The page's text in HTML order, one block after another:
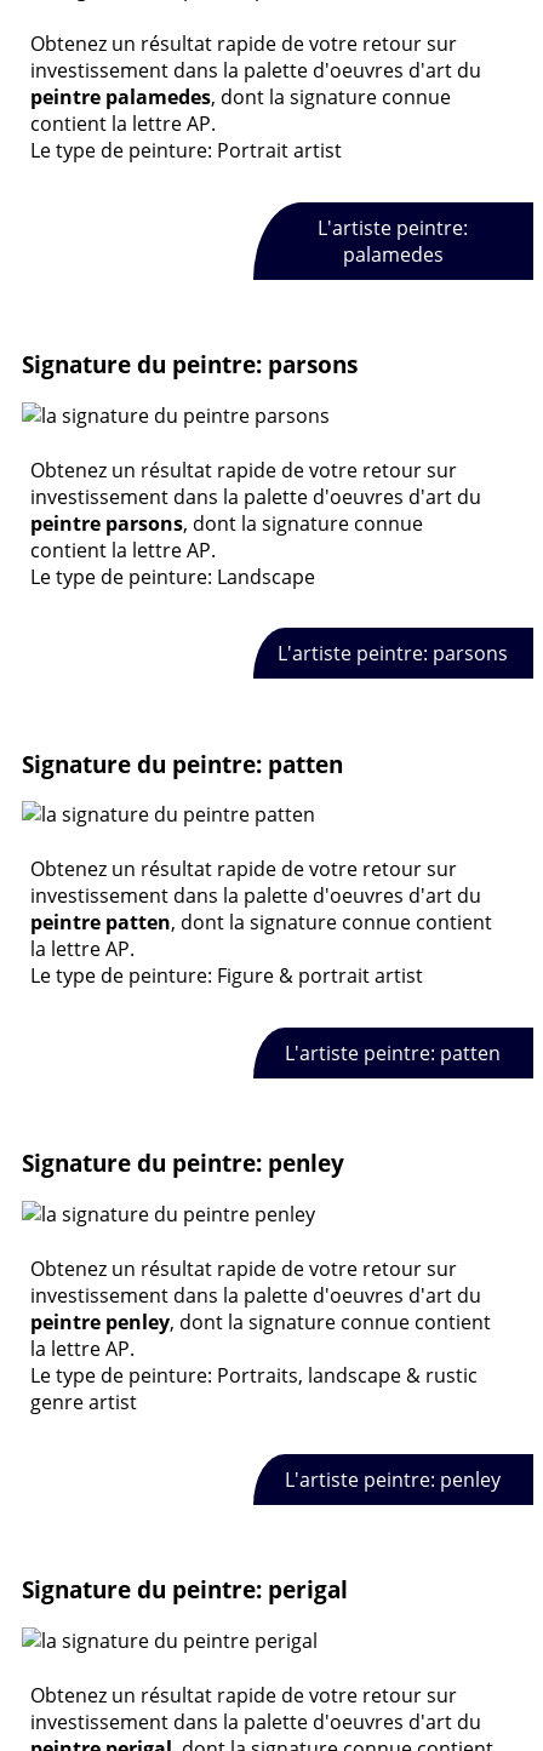
Obtenez un résultat rapide de votre retour sur
investissement dans la palette d'oeuvres d'art du
peintre palamedes, dont la signature connue
contient la lettre AP.
Le type de peinture: Portrait artist
L'artiste peintre:
palamedes
Signature du peintre: parsons
Obtenez un résultat rapide de votre retour sur
investissement dans la palette d'oeuvres d'art du
peintre parsons, dont la signature connue
contient la lettre AP.
Le type de peinture: Landscape
L'artiste peintre: parsons
Signature du peintre: patten
Obtenez un résultat rapide de votre retour sur
investissement dans la palette d'oeuvres d'art du
peintre patten, dont la signature connue contient
la lettre AP.
Le type de peinture: Figure & portrait artist
L'artiste peintre: patten
Signature du peintre: penley
Obtenez un résultat rapide de votre retour sur
investissement dans la palette d'oeuvres d'art du
peintre penley, dont la signature connue contient
la lettre AP.
Le type de peinture: Portraits, landscape & rustic
genre artist
L'artiste peintre: penley
Signature du peintre: perigal
Obtenez un résultat rapide de votre retour sur
investissement dans la palette d'oeuvres d'art du